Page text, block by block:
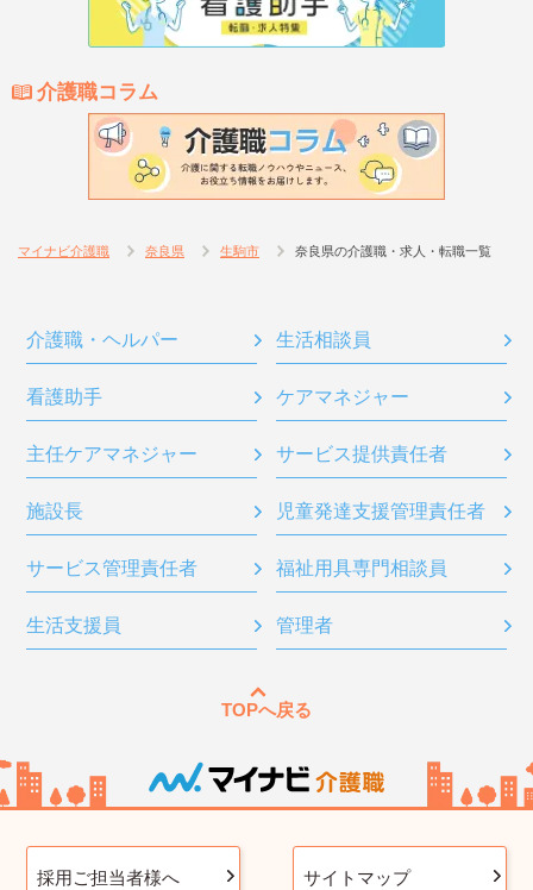
介護職コラム
マイナビ介護職 奈良県 生駒市 奈良県の介護職・求人・転職一覧
介護職・ヘルパー 生活相談員
看護助手 ケアマネジャー
主任ケアマネジャー サービス提供責任者
施設長 児童発達支援管理責任者
サービス管理責任者 福祉用具専門相談員
生活支援員 管理者
TOPへ戻る
採用ご担当者様へ サイトマップ